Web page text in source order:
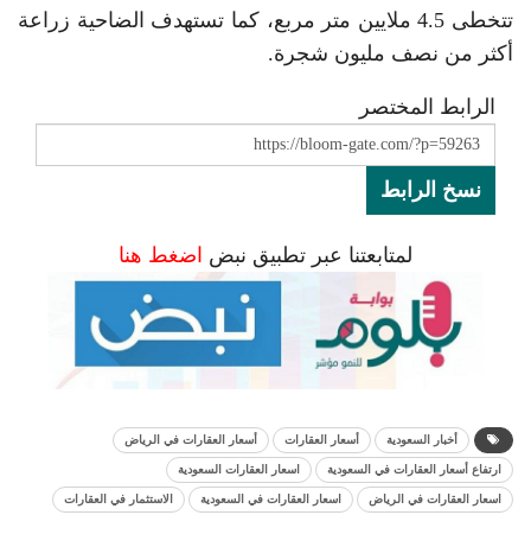
تتخطى 4.5 ملايين متر مربع، كما تستهدف الضاحية زراعة
أكثر من نصف مليون شجرة.
الرابط المختصر
نسخ الرابط
لمتابعتنا عبر تطبيق نبض اضغط هنا
أخبار السعودية أسعار العقارات أسعار العقارات في الرياض
ارتفاع أسعار العقارات في السعودية اسعار العقارات السعودية
اسعار العقارات في الرياض اسعار العقارات في السعودية الاستثمار في العقارات